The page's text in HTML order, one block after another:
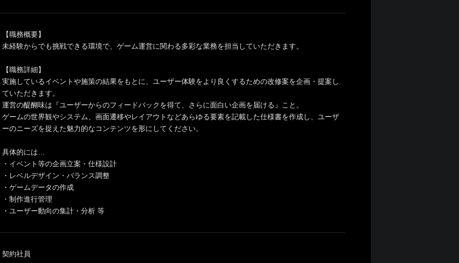
【職務概要】
未経験からでも挑戦できる環境で、ゲーム運営に関わる多彩な業務を担当していただきます。
【職務詳細】
実施しているイベントや施策の結果をもとに、ユーザー体験をより良くするための改修案を企画・提案し
ていただきます。
運営の醍醐味は『ユーザーからのフィードバックを得て、さらに面白い企画を届ける』こと。
ゲームの世界観やシステム、画面遷移やレイアウトなどあらゆる要素を記載した仕様書を作成し、ユーザ
ーのニーズを捉えた魅力的なコンテンツを形にしてください。
具体的には…
・イベント等の企画立案・仕様設計
・レベルデザイン・バランス調整
・ゲームデータの作成
・制作進行管理
・ユーザー動向の集計・分析 等
契約社員